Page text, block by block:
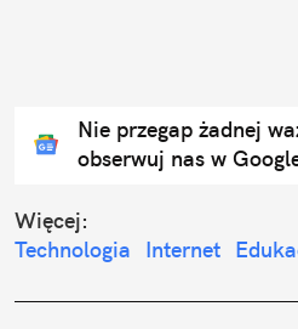
Nie przegap żadnej
obserwuj nas w
Więcej:
Technologia
Internet